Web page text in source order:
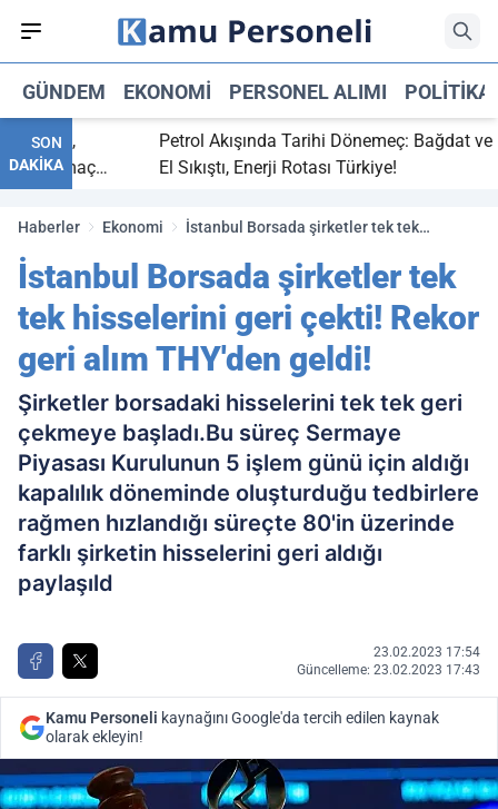
GÜNDEM EKONOMI PERSONEL ALIMI POLITIKA
SON
DAKİKA
bitti,
maç
Petrol Akışında Tarihi Dönemeç: Bağdat ve
El Sıkıştı, Enerji Rotası Türkiye!
Haberler Ekonomi
İstanbul Borsada şirketler tek tek
THY'den geldi!
İstanbul Borsada şirketler tek
tek hisselerini geri çekti! Rekor
geri alım THY'den geldi!
Şirketler borsadaki hisselerini tek tek geri
çekmeye başladı.Bu süreç Sermaye
Piyasası Kurulunun 5 işlem günü için aldığı
kapalılık döneminde oluşturduğu tedbirlere
rağmen hızlandığı süreçte 80'in üzerinde
farklı şirketin hisselerini geri aldığı
paylaşıld
23.02.2023 17:54
Güncelleme: 23.02.2023 17:43
Kamu Personeli kaynağını Google'da tercih edilen kaynak
olarak ekleyin!